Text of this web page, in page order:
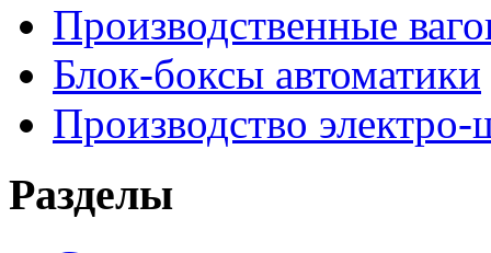
Производственные
Блок-боксы автоматики
Производство
Разделы